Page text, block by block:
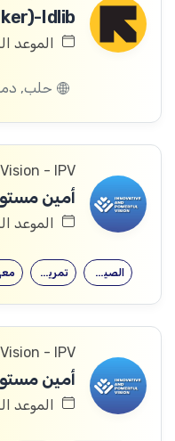
الموعد
- IPV
أمين
الموعد
تمريض الصيدلة
- IPV
أمين
الموعد